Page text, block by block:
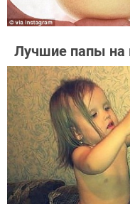
Лучшие папы на